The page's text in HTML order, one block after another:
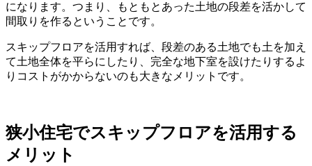
になります。つまり、もともとあった土地の段差を活かして
間取りを作るということです。
スキップフロアを活用すれば、段差のある土地でも土を加え
て土地全体を平らにしたり、完全な地下室を設けたりするよ
りコストがかからないのも大きなメリットです。
狭小住宅でスキップフロアを活用する
メリット